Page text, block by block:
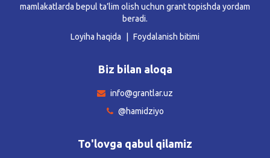
mamlakatlarda bepul ta’lim olish uchun grant topishda yordam
beradi.
Loyiha haqida
Foydalanish bitimi
Biz bilan aloqa
info@grantlar.uz
@hamidziyo
To'lovga qabul qilamiz